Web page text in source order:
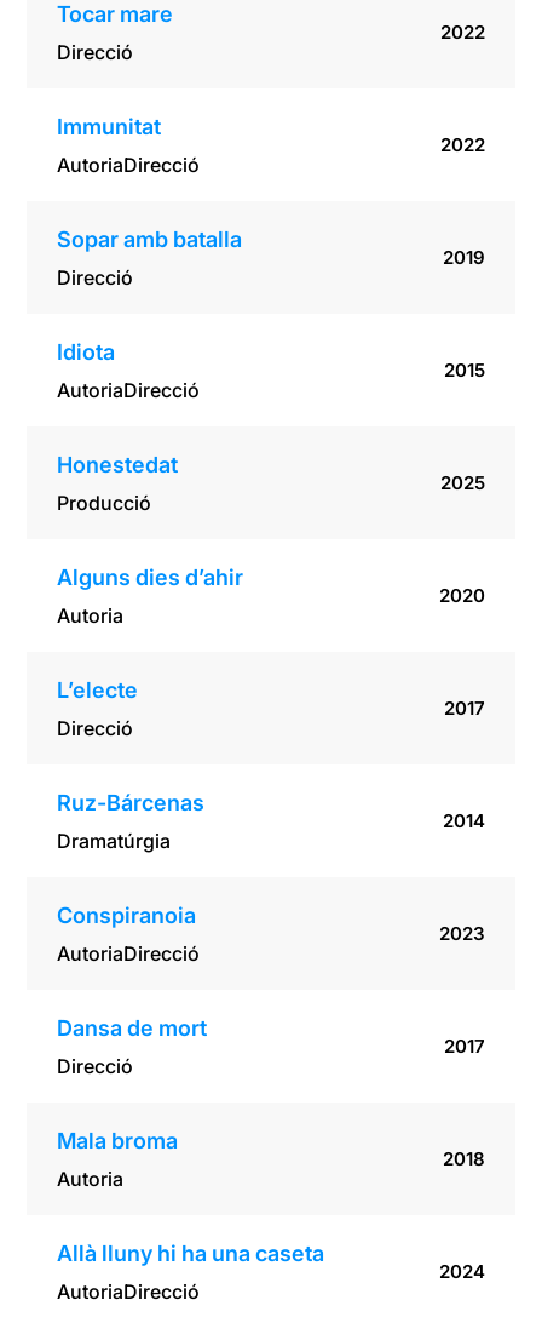
Tocar mare
Direcció
2022
Immunitat
AutoriaDirecció
2022
Sopar amb batalla
Direcció
2019
Idiota
AutoriaDirecció
2015
Honestedat
Producció
2025
Alguns dies d’ahir
Autoria
2020
L’electe
Direcció
2017
Ruz-Bárcenas
Dramatúrgia
2014
Conspiranoia
AutoriaDirecció
2023
Dansa de mort
Direcció
2017
Mala broma
Autoria
2018
Allà lluny hi ha una caseta
AutoriaDirecció
2024